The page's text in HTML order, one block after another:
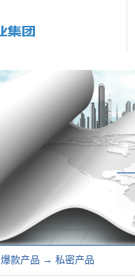
爆款产品 → 私密产品